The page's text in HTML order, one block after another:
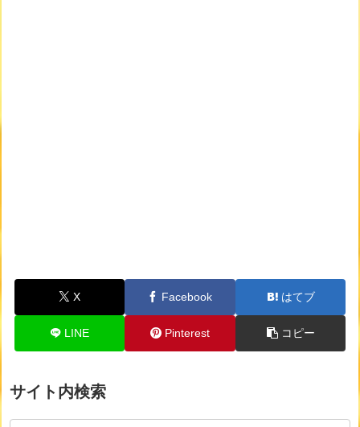
X Facebook はてブ
LINE Pinterest コピー
サイト内検索